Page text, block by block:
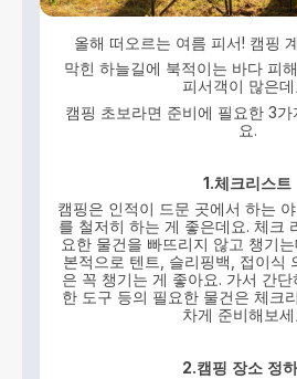
올해 떠오르는 여름 피서! 캠핑
막힌 하늘길에 북적이는 바다 피
피서객이 많은데
캠핑 초보라면 준비에 필요한 3
요.
1.체크리스트
캠핑은 인적이 드문 곳에서 하는
를 철저히 하는 게 좋은데요. 체크
요한 물건을 빠뜨리지 않고 챙기
본적으로 텐트, 슬리핑백, 접이식
은 꼭 챙기는 게 좋아요. 가서 간
한 도구 등의 필요한 물건은 체크
차게 준비해보세
2.캠핑 장소 정